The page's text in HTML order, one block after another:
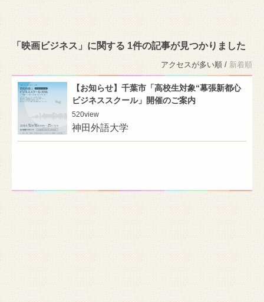
「映画ビジネス」に関する 1件の記事が見つかりました
アクセスが多い順 / 新着順
【お知らせ】千葉市「高校生対象“幕張新都心
ビジネススクール」開催のご案内
520view
神田外語大学